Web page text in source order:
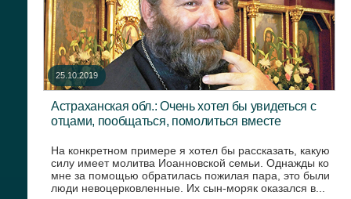
25.10.2019
Астраханская обл.: Очень хотел бы увидеться с
отцами, пообщаться, помолиться вместе
На конкретном примере я хотел бы рассказать, какую
силу имеет молитва Иоанновской семьи. Однажды ко
мне за помощью обратилась пожилая пара, это были
люди невоцерковленные. Их сын-моряк оказался в...